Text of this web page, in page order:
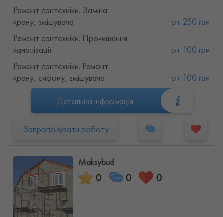
Ремонт сантехніки. Заміна
крану, змішувача
от 250 грн
Ремонт сантехніки. Прочищення
каналізації
от 100 грн
Ремонт сантехніки. Ремонт
крану, сифону, змішувача
от 100 грн
Детальна інформація
Запропонувати роботу
Maksybud
0 0 0